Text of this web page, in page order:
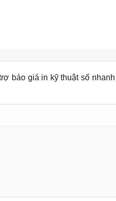
báo giá in kỹ thuật số